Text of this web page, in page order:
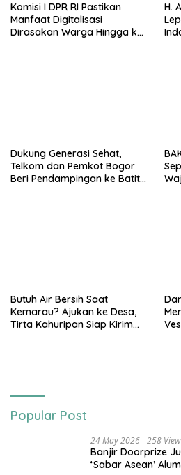
Komisi I DPR RI Pastikan
Manfaat Digitalisasi
Dirasakan Warga Hingga ke
H.
Dukung Generasi Sehat,
Telkom dan Pemkot Bogor
Beri Pendampingan ke Batita
Butuh Air Bersih Saat
Kemarau? Ajukan ke Desa,
Tirta Kahuripan Siap Kirim
Popular Post
24 May 2026 258 View
Banjir Doorprize
‘Sabar Asean’